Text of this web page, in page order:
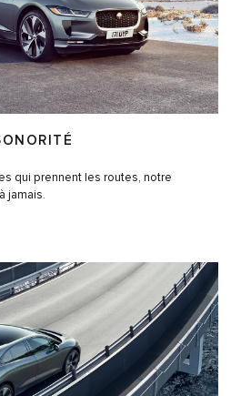
qui prennent les routes, notre
jamais.